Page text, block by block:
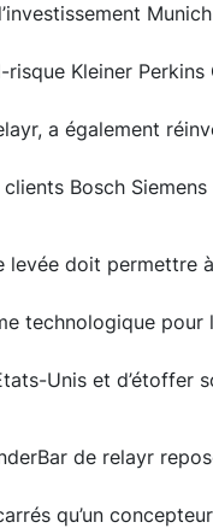
Kleiner Perkins
a également
Bosch
levée doit permettre
technologique pour
Unis et d’étoffer
de relayr
qu’un